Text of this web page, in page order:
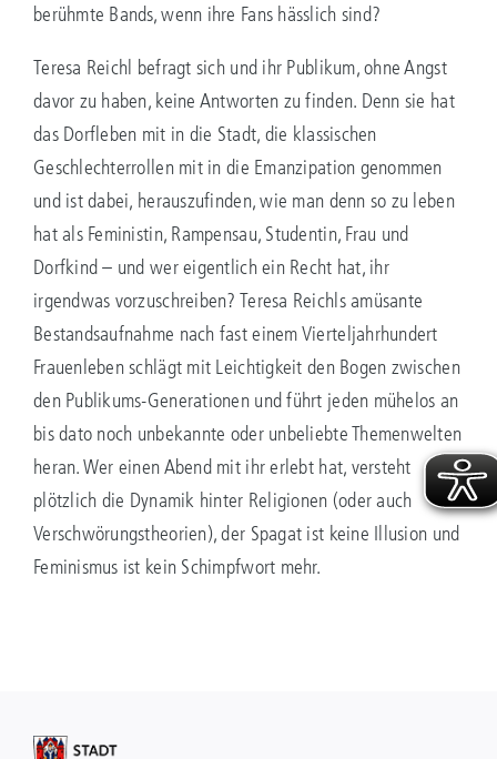
berühmte Bands, wenn ihre Fans hässlich sind?
Teresa Reichl befragt sich und ihr Publikum, ohne Angst
davor zu haben, keine Antworten zu finden. Denn sie hat
das Dorfleben mit in die Stadt, die klassischen
Geschlechterrollen mit in die Emanzipation genommen
und ist dabei, herauszufinden, wie man denn so zu leben
hat als Feministin, Rampensau, Studentin, Frau und
Dorfkind – und wer eigentlich ein Recht hat, ihr
irgendwas vorzuschreiben? Teresa Reichls amüsante
Bestandsaufnahme nach fast einem Vierteljahrhundert
Frauenleben schlägt mit Leichtigkeit den Bogen zwischen
den Publikums-Generationen und führt jeden mühelos an
bis dato noch unbekannte oder unbeliebte Themenwelten
heran. Wer einen Abend mit ihr erlebt hat, versteht
plötzlich die Dynamik hinter Religionen (oder auch
Verschwörungstheorien), der Spagat ist keine Illusion und
Feminismus ist kein Schimpfwort mehr.